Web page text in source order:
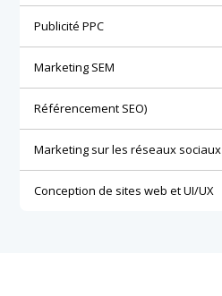
Publicité PPC
Marketing SEM
Référencement SEO)
Marketing sur les réseaux sociaux
Conception de sites web et UI/UX